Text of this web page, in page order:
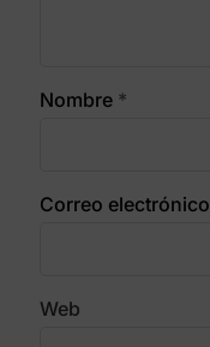
Nombre *
Correo electrónico
Web